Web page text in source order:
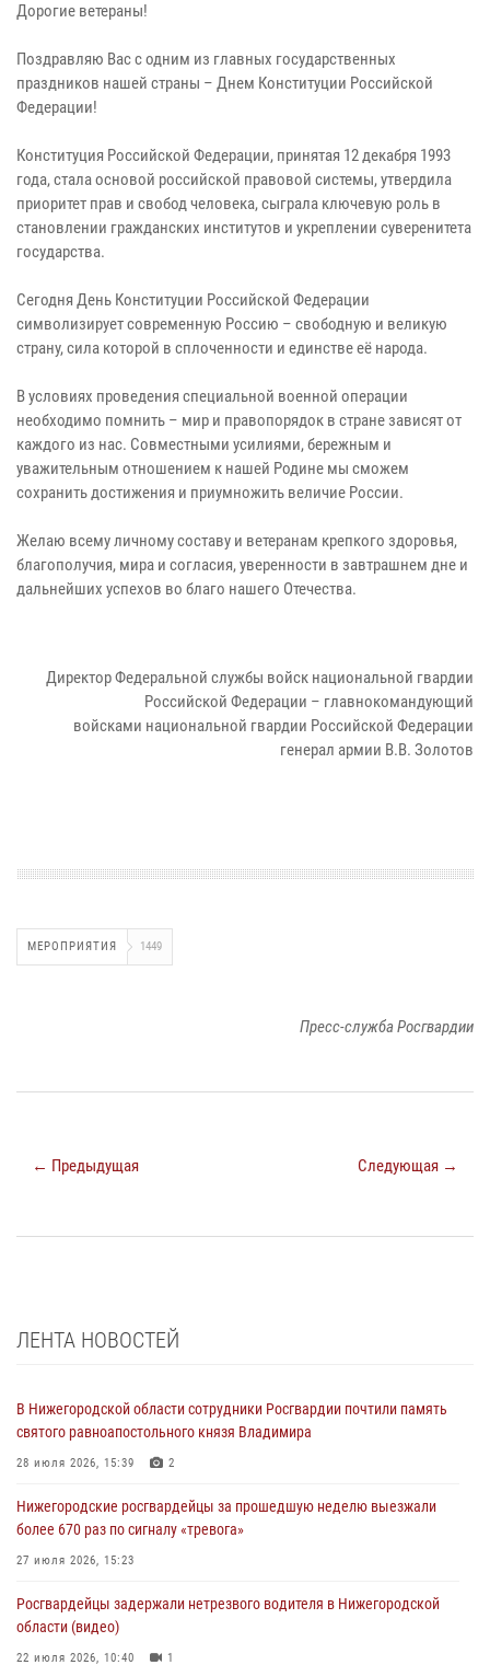
Дорогие ветераны!
Поздравляю Вас с одним из главных государственных
праздников нашей страны – Днем Конституции Российской
Федерации!
Конституция Российской Федерации, принятая 12 декабря 1993
года, стала основой российской правовой системы, утвердила
приоритет прав и свобод человека, сыграла ключевую роль в
становлении гражданских институтов и укреплении суверенитета
государства.
Сегодня День Конституции Российской Федерации
символизирует современную Россию – свободную и великую
страну, сила которой в сплоченности и единстве её народа.
В условиях проведения специальной военной операции
необходимо помнить – мир и правопорядок в стране зависят от
каждого из нас. Совместными усилиями, бережным и
уважительным отношением к нашей Родине мы сможем
сохранить достижения и приумножить величие России.
Желаю всему личному составу и ветеранам крепкого здоровья,
благополучия, мира и согласия, уверенности в завтрашнем дне и
дальнейших успехов во благо нашего Отечества.
Директор Федеральной службы войск национальной гвардии
Российской Федерации – главнокомандующий
войсками национальной гвардии Российской Федерации
генерал армии В.В. Золотов
МЕРОПРИЯТИЯ 1449
Пресс-служба Росгвардии
← Предыдущая Следующая →
ЛЕНТА НОВОСТЕЙ
В Нижегородской области сотрудники Росгвардии почтили память
святого равноапостольного князя Владимира
28 июля 2026, 15:39 2
Нижегородские росгвардейцы за прошедшую неделю выезжали
более 670 раз по сигналу «тревога»
27 июля 2026, 15:23
Росгвардейцы задержали нетрезвого водителя в Нижегородской
области (видео)
22 июля 2026, 10:40 1